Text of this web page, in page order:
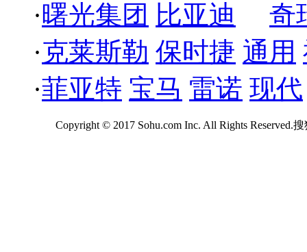
·曙光集团 比亚迪
奇
·克莱斯勒 保时捷 通用
·菲亚特 宝马 雷诺 现代
Copyright © 2017 Sohu.com Inc. All Rights Reserved.